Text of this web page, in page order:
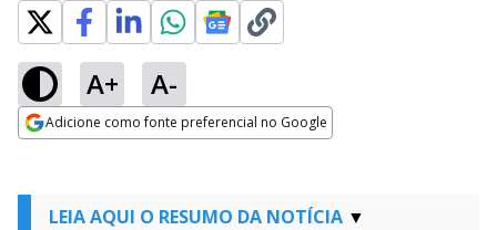
A+ A-
Adicione como fonte preferencial no Google
LEIA AQUI O RESUMO DA NOTÍCIA